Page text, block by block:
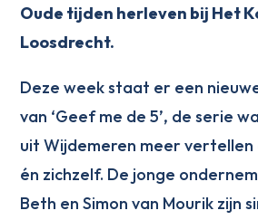
Oude tijden herleven bij Het
Loosdrecht.
Deze week staat er een
van ‘Geef me de 5’, de serie
uit Wijdemeren meer
én zichzelf. De jonge
Beth en Simon van Mourik zijn